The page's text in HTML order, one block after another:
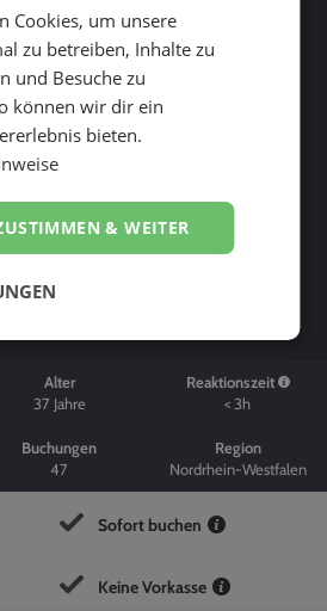
bis
Alter
37 Jahre
Reaktionszeit
< 3h
Buchungen
47
Region
Nordrhein-Westfalen
Sofort buchen
Keine Vorkasse
Cookies, um unsere
zu betreiben, Inhalte zu
und Besuche zu
können wir dir ein
bieten.
& WEITER